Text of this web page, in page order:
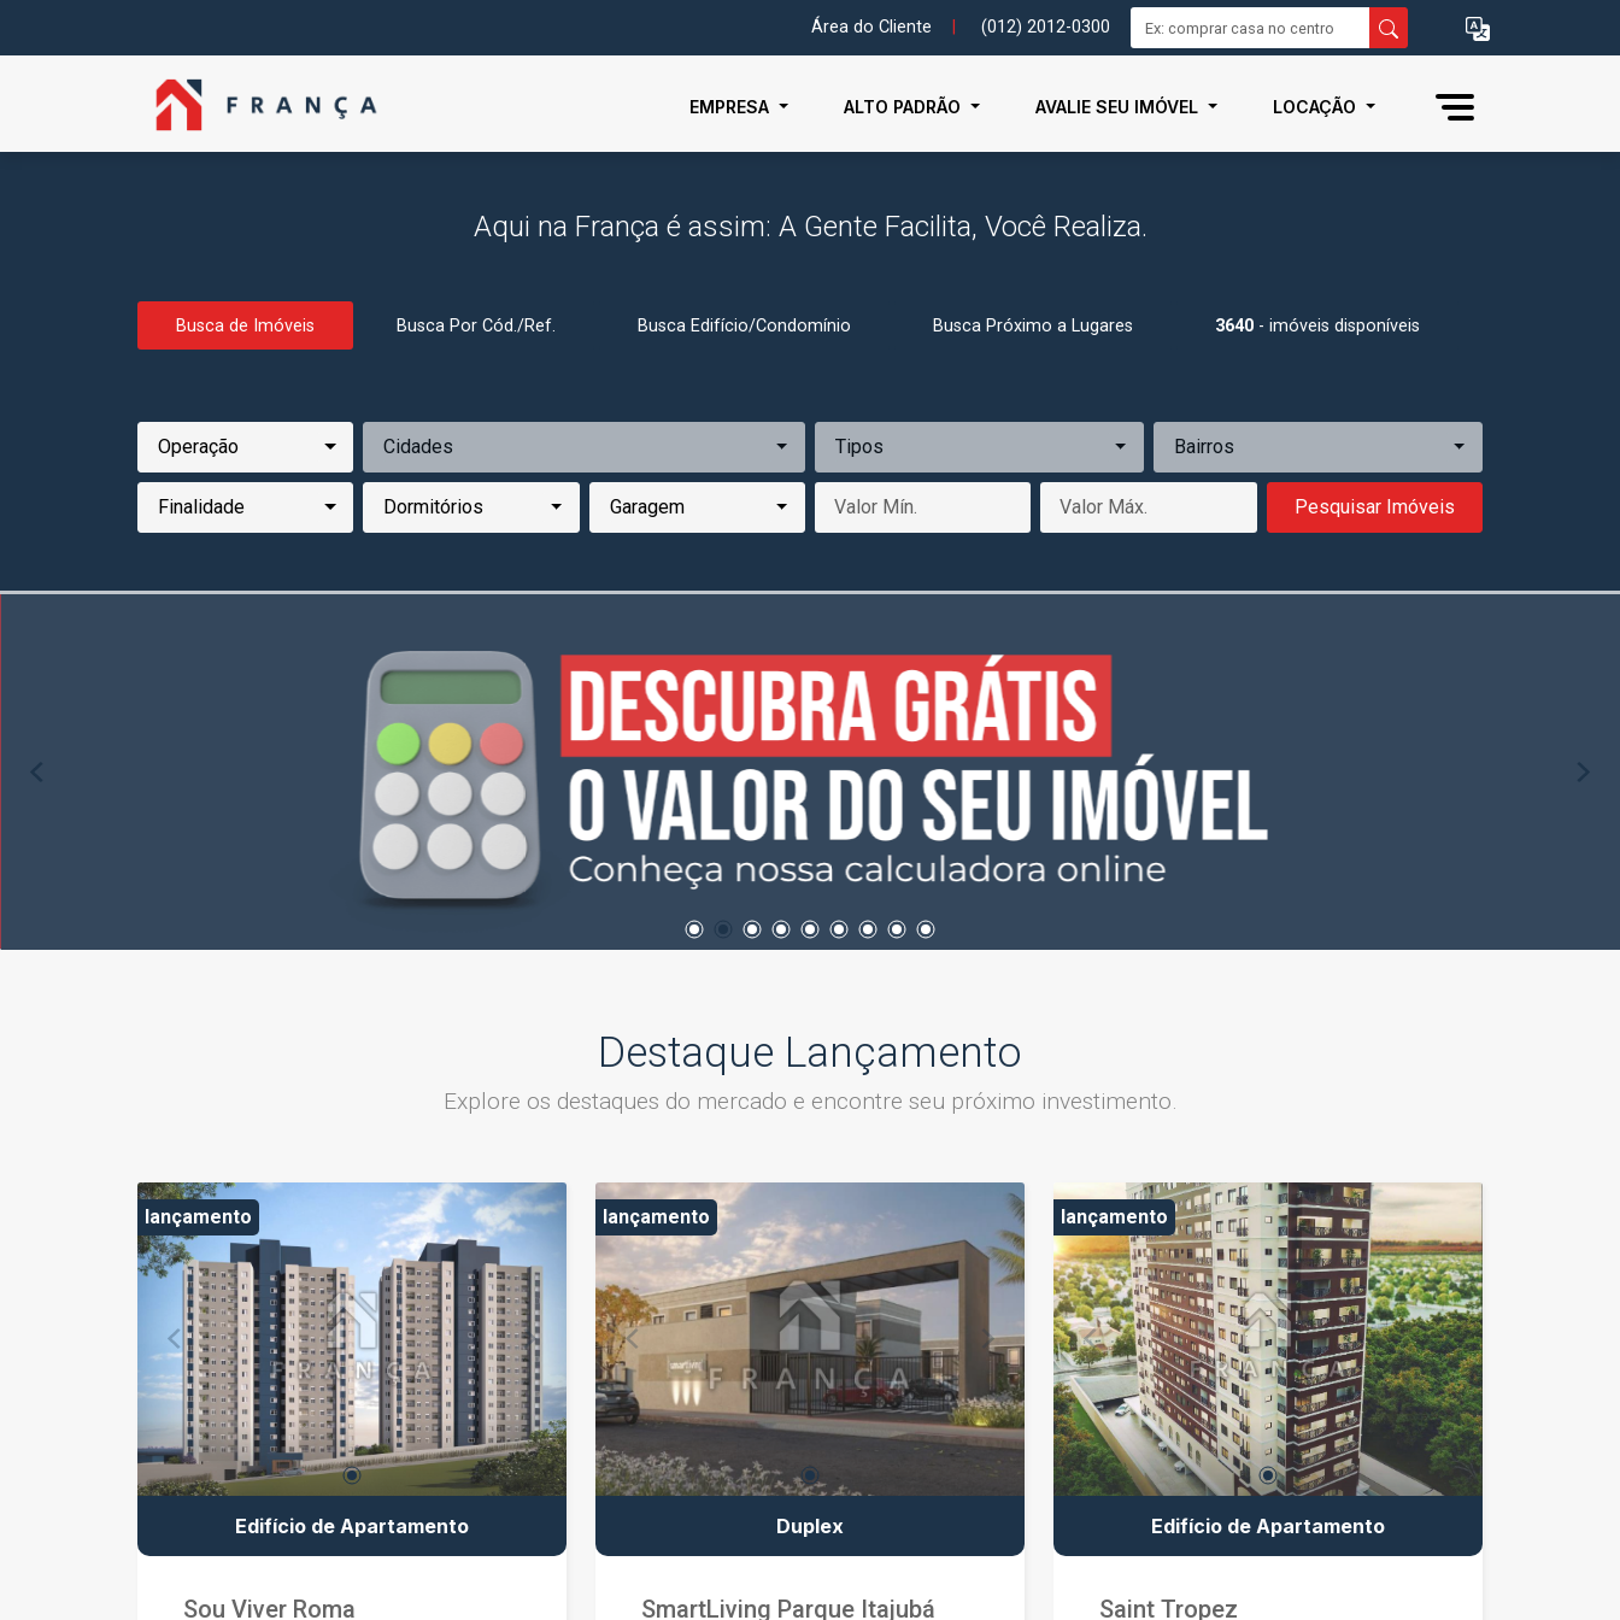
Área do Cliente (012) 2012-0300
EMPRESA ALTO PADRÃO AVALIE SEU IMÓVEL LOCAÇÃO
Aqui na França é assim: A Gente Facilita, Você Realiza.
Busca de Imóveis Busca Por Cód./Ref. Busca Edifício/Condomínio Busca Próximo a Lugares 3640 - imóveis disponíveis
Operação Cidades Tipos Bairros
Finalidade Dormitórios Garagem Pesquisar Imóveis
Destaque Lançamento
Explore os destaques do mercado e encontre seu próximo investimento.
lançamento
Edifício de Apartamento
Sou Viver Roma
lançamento
Duplex
SmartLiving Parque Itajubá
lançamento
Edifício de Apartamento
Saint Tropez